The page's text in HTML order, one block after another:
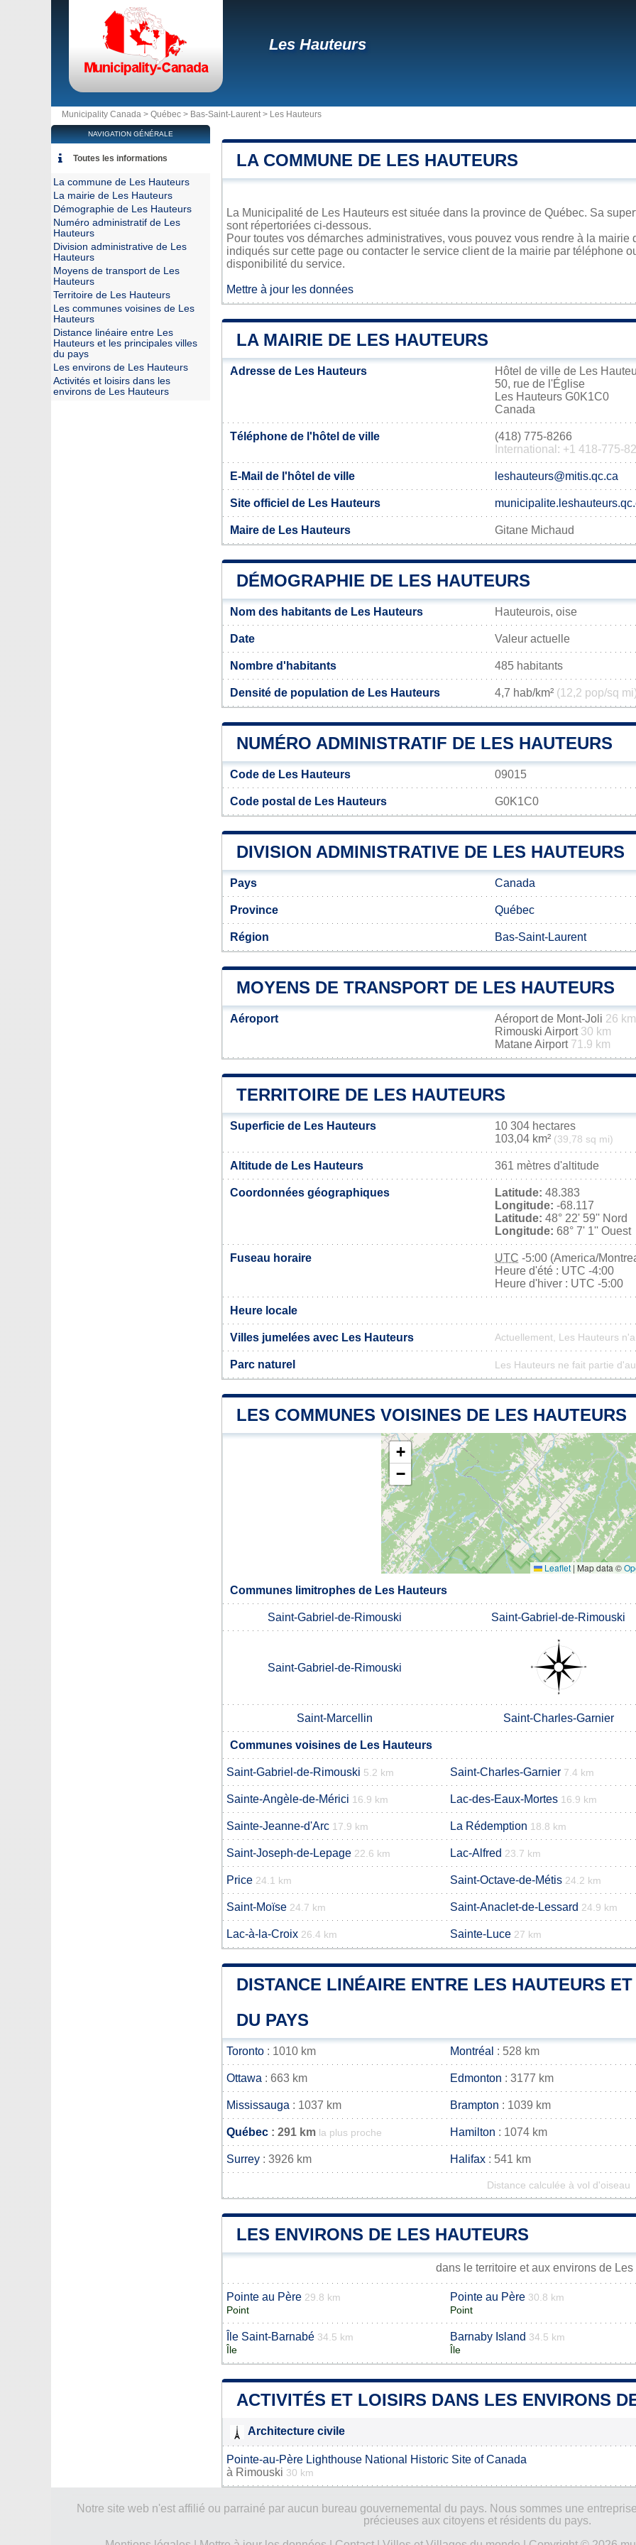
Les Hauteurs
Municipality Canada > Québec > Bas-Saint-Laurent> Les Hauteurs
LA COMMUNE DE LES HAUTEURS
La Municipalité de Les Hauteurs est située dans la province de Québec. Sa
sont répertoriées ci-dessous.
Pour toutes vos démarches administratives, vous pouvez vous rendre à la
indiqués sur cette page ou contacter le service client de la mairie par téléphone
disponibilité du service.
Mettre à jour les données
LA MAIRIE DE LES HAUTEURS
Adresse de Les Hauteurs
Hôtel de ville de Les
50, rue de l'Église
Les Hauteurs G0K1C0
Canada
Téléphone de l'hôtel de ville
(418) 775-8266
International: +1 418-775-
E-Mail de l'hôtel de ville leshauteurs@mitis.qc.ca
Site officiel de Les Hauteurs
Maire de Les Hauteurs Gitane Michaud
DÉMOGRAPHIE DE LES HAUTEURS
Nom des habitants de Les Hauteurs Hauteurois, oise
Date Valeur actuelle
Nombre d'habitants 485 habitants
Densité de population de Les Hauteurs 4,7 hab/km² (12,2 pop/sq
NUMÉRO ADMINISTRATIF DE LES HAUTEURS
Code de Les Hauteurs 09015
Code postal de Les Hauteurs G0K1C0
DIVISION ADMINISTRATIVE DE LES HAUTEURS
Pays Canada
Province Québec
Région Bas-Saint-Laurent
MOYENS DE TRANSPORT DE LES HAUTEURS
Aéroport Aéroport de Mont-Joli 26 km
Rimouski Airport 30 km
Matane Airport 71.9 km
TERRITOIRE DE LES HAUTEURS
Superficie de Les Hauteurs
10 304 hectares
103,04 km² (39,78 sq mi)
Altitude de Les Hauteurs 361 mètres d'altitude
Coordonnées géographiques Latitude: 48.383
Longitude: -68.117
Latitude: 48° 22' 59'' Nord
Longitude: 68° 7' 1'' Ouest
Fuseau horaire UTC -5:00 (America/
Heure d'été : UTC -4:00
Heure d'hiver : UTC -5:00
Heure locale
Villes jumelées avec Les Hauteurs Actuellement, Les Hauteurs
Parc naturel Les Hauteurs ne fait partie
LES COMMUNES VOISINES DE LES HAUTEURS
+
−
Leaflet | Map data ©
Communes limitrophes de Les Hauteurs
Saint-Gabriel-de-Rimouski Saint-Gabriel-de-Rimouski
Saint-Gabriel-de-Rimouski
Saint-Marcellin Saint-Charles-Garnier
Communes voisines de Les Hauteurs
Saint-Gabriel-de-Rimouski 5.2 km Saint-Charles-Garnier 7.4 km
Sainte-Angèle-de-Mérici 16.9 km Lac-des-Eaux-Mortes 16.9 km
Sainte-Jeanne-d'Arc 17.9 km La Rédemption 18.8 km
Saint-Joseph-de-Lepage 22.6 km Lac-Alfred 23.7 km
Price 24.1 km Saint-Octave-de-Métis 24.2 km
Saint-Moïse 24.7 km Saint-Anaclet-de-Lessard 24.9 km
Lac-à-la-Croix 26.4 km Sainte-Luce 27 km
DISTANCE LINÉAIRE ENTRE LES HAUTEURS
DU PAYS
Toronto : 1010 km Montréal : 528 km
Ottawa : 663 km Edmonton : 3177 km
Mississauga : 1037 km Brampton : 1039 km
Québec : 291 km la plus proche Hamilton : 1074 km
Surrey : 3926 km Halifax : 541 km
Distance calculée à vol d'oiseau
LES ENVIRONS DE LES HAUTEURS
dans le territoire et aux environs de Les
Pointe au Père 29.8 km
Point
Pointe au Père 30.8 km
Point
Île Saint-Barnabé 34.5 km
Île
Barnaby Island 34.5 km
Île
ACTIVITÉS ET LOISIRS DANS LES ENVIRONS
Architecture civile
Pointe-au-Père Lighthouse National Historic Site of Canada
à Rimouski 30 km
NAVIGATION GÉNÉRALE
Toutes les informations
La commune de Les Hauteurs
La mairie de Les Hauteurs
Démographie de Les Hauteurs
Numéro administratif de Les
Hauteurs
Division administrative de Les
Hauteurs
Moyens de transport de Les
Hauteurs
Territoire de Les Hauteurs
Les communes voisines de Les
Hauteurs
Distance linéaire entre Les
Hauteurs et les principales villes
du pays
Les environs de Les Hauteurs
Activités et loisirs dans les
environs de Les Hauteurs
Notre site web n'est affilié ou parrainé par aucun bureau gouvernemental du pays. Nous sommes une
précieuses aux citoyens et résidents du pays.